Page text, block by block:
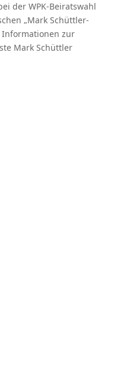
der WPK-Beiratswahl
„Mark Schüttler-
Informationen zur
Mark Schüttler